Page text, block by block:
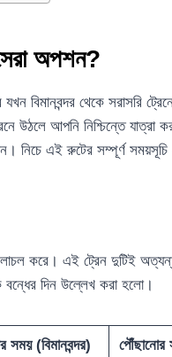
অপশন?
বিমানবন্দর থেকে সরাসরি
উঠলে আপনি নিশ্চিন্তে
নিচে এই রুটের সম্পূর্ণ
করে। এই ট্রেন দুটিই
বন্ধের দিন উল্লেখ করা হলো।
সময় (বিমানবন্দর) পৌঁছানোর